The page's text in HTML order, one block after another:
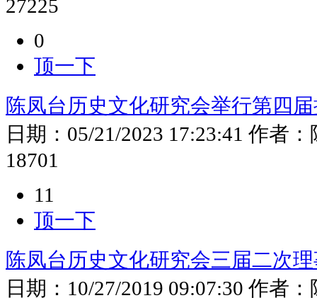
27225
0
顶一下
陈凤台历史文化研究会举行第四
日期： 05/21/2023 17:23:41 作者：
18701
11
顶一下
陈凤台历史文化研究会三届二次
日期： 10/27/2019 09:07:30 作者：